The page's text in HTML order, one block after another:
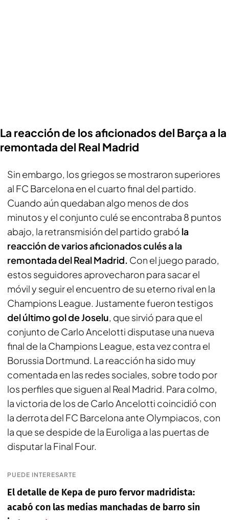
La reacción de los aficionados del Barça a la
remontada del Real Madrid
Sin embargo, los griegos se mostraron superiores
al FC Barcelona en el cuarto final del partido.
Cuando aún quedaban algo menos de dos
minutos y el conjunto culé se encontraba 8 puntos
abajo, la retransmisión del partido grabó la
reacción de varios aficionados culés a la
remontada del Real Madrid. Con el juego parado,
estos seguidores aprovecharon para sacar el
móvil y seguir el encuentro de su eterno rival en la
Champions League. Justamente fueron testigos
del último gol de Joselu, que sirvió para que el
conjunto de Carlo Ancelotti disputase una nueva
final de la Champions League, esta vez contra el
Borussia Dortmund. La reacción ha sido muy
comentada en las redes sociales, sobre todo por
los perfiles que siguen al Real Madrid. Para colmo,
la victoria de los de Carlo Ancelotti coincidió con
la derrota del FC Barcelona ante Olympiacos, con
la que se despide de la Euroliga a las puertas de
disputar la Final Four.
PUEDE INTERESARTE
El detalle de Kepa de puro fervor madridista:
acabó con las medias manchadas de barro sin